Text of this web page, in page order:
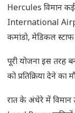
Hercules विमान
International
कमांडो, मेडिकल
पूरी योजना इस तरह
को प्रतिक्रिया देने का
रात के अंधेरे में